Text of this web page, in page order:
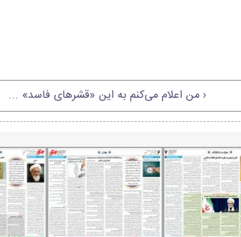
‹ من اعلام می‌کنم به این «قشرهای فاسد» ...